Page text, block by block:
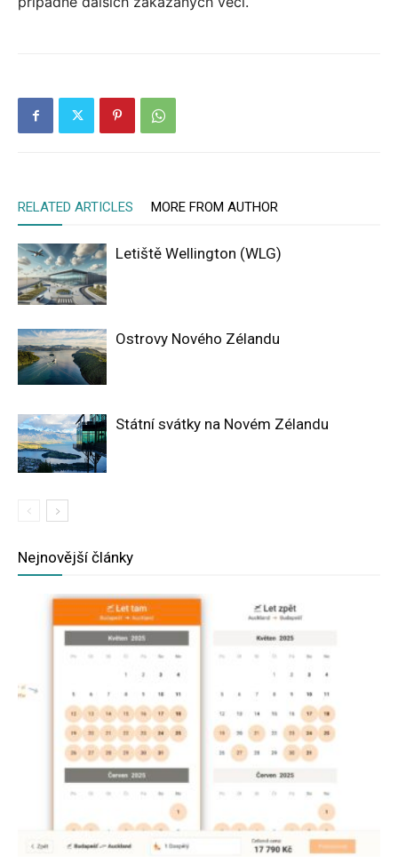
RELATED ARTICLES MORE FROM AUTHOR
Letiště Wellington (WLG)
Ostrovy Nového Zélandu
Státní svátky na Novém Zélandu
Nejnovější články